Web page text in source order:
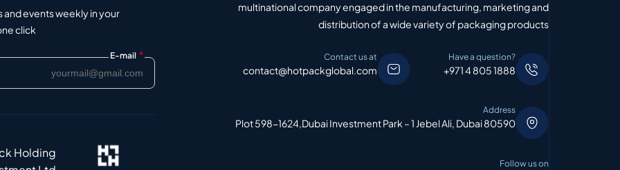
multinational company engaged in the manufacturing, marketing and
distribution of a wide variety of packaging products
Have a question?
+971 4 805 1888
Contact us at
contact@hotpackglobal.com
Address
Plot 598-1624,Dubai Investment Park – 1 Jebel Ali, Dubai 80590
Follow us on
events weekly in your
click.
E-mail *
Holding